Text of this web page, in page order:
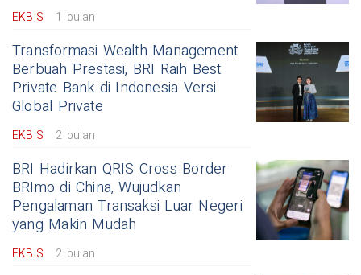
EKBIS 1 bulan
Transformasi Wealth Management
Berbuah Prestasi, BRI Raih Best
Private Bank di Indonesia Versi
Global Private
EKBIS 2 bulan
BRI Hadirkan QRIS Cross Border
BRImo di China, Wujudkan
Pengalaman Transaksi Luar Negeri
yang Makin Mudah
EKBIS 2 bulan